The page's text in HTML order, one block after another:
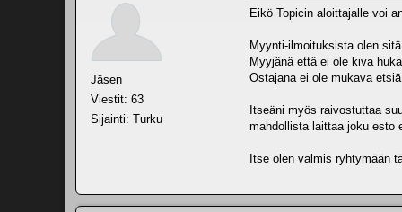
Jäsen
Viestit: 63
Sijainti: Turku
Eikö Topicin aloittajalle voi
Myynti-ilmoituksista olen
Myyjänä että ei ole kiva
Ostajana ei ole mukava
Itseäni myös raivostuttaa
mahdollista laittaa joku esto
Itse olen valmis ryhtymään